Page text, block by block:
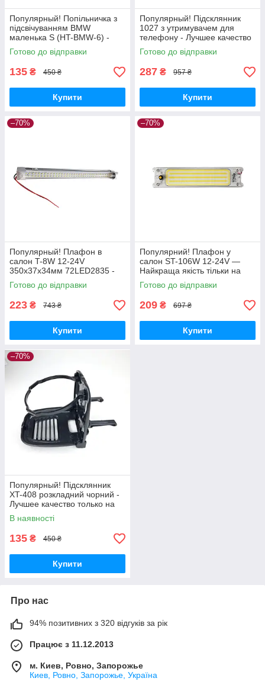
Популярный! Попільничка з
підсвічуванням BMW
маленька S (HT-BMW-6) -
Лучшее качество только на
Nukleon.com.ua
Готово до відправки
135 ₴ 450 ₴
Купити
Популярный! Підсклянник
1027 з утримувачем для
телефону - Лучшее качество
только на Nukleon.com.ua
Готово до відправки
287 ₴ 957 ₴
Купити
–70%
Популярный! Плафон в
салон T-8W 12-24V
350x37x34мм 72LED2835 -
Лучшее качество только на
Nukleon.com.ua
Готово до відправки
223 ₴ 743 ₴
Купити
–70%
Популярний! Плафон у
салон ST-106W 12-24V —
Найкраща якість тільки на
Nukleon.com.ua
Готово до відправки
209 ₴ 697 ₴
Купити
–70%
Популярный! Підсклянник
XT-408 розкладний чорний -
Лучшее качество только на
Nukleon.com.ua
В наявності
135 ₴ 450 ₴
Купити
Про нас
94% позитивних з 320 відгуків за рік
Працює з 11.12.2013
м. Киев, Ровно, Запорожье
Киев, Ровно, Запорожье, Україна